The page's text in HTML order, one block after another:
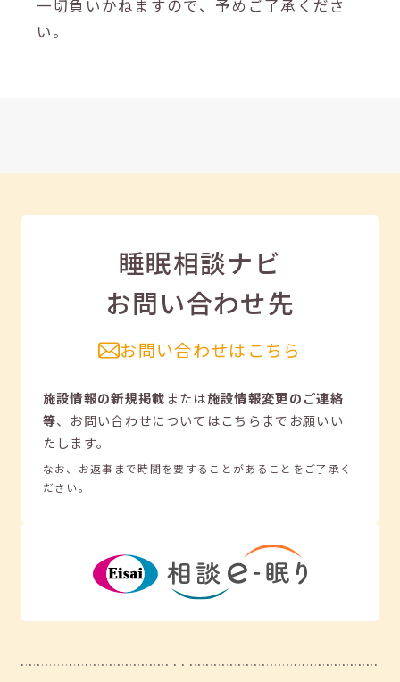
一切負いかねますので、予めご了承くださ
い。
睡眠相談ナビ
お問い合わせ先
お問い合わせはこちら
施設情報の新規掲載または施設情報変更のご連絡
等、 お問い合わせについてはこちらまでお願いい
たします。
なお、お返事まで時間を要することがあることをご了承く
ださい。